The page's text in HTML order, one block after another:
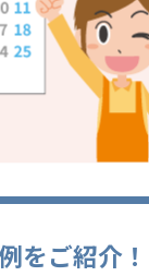
をご紹介！